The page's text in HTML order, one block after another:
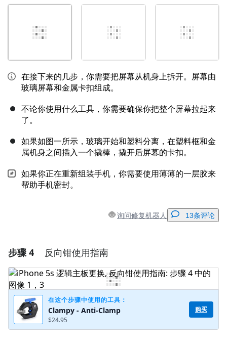
在接下来的几步，你需要把屏幕从机身上拆开。屏幕由
玻璃屏幕和金属卡扣组成。
不论你使用什么工具，你需要确保你把整个屏幕拉起来
了。
如果如图一所示，玻璃开始和塑料分离，在塑料框和金
属机身之间插入一个撬棒，撬开后屏幕的卡扣。
如果你正在重新组装手机，你需要使用薄薄的一层胶来
帮助手机密封。
询问修复机器人 13条评论
添加一条评论
添加评论
步骤 4 反向钳使用指南
在这个步骤中使用的工具：
Clampy - Anti-Clamp
$24.95
购买